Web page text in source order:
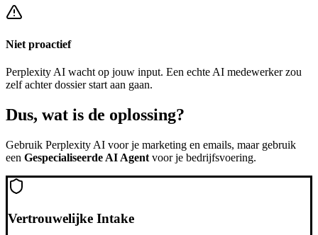
Niet proactief
Perplexity AI wacht op jouw input. Een echte AI medewerker zou
zelf achterdossier startaan gaan.
Dus, wat is de oplossing?
Gebruik Perplexity AI voor je marketing en emails, maar gebruik
een Gespecialiseerde AI Agent voor je bedrijfsvoering.
Vertrouwelijke Intake